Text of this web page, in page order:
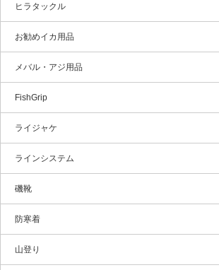
ヒラタックル
お勧めイカ用品
メバル・アジ用品
FishGrip
ライジャケ
ラインシステム
磯靴
防寒着
山登り